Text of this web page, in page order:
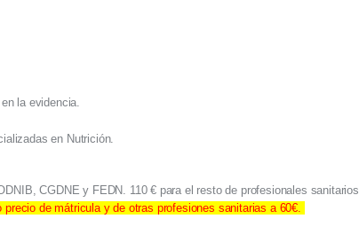
la evidencia.
en Nutrición.
CGDNE y FEDN. 110 € para el resto de profesionales sanitarios
de mátricula y de otras profesiones sanitarias a 60€.